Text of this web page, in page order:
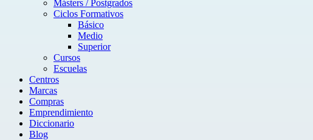
Másters / Postgrados
Ciclos Formativos
Básico
Medio
Superior
Cursos
Escuelas
Centros
Marcas
Compras
Emprendimiento
Diccionario
Blog